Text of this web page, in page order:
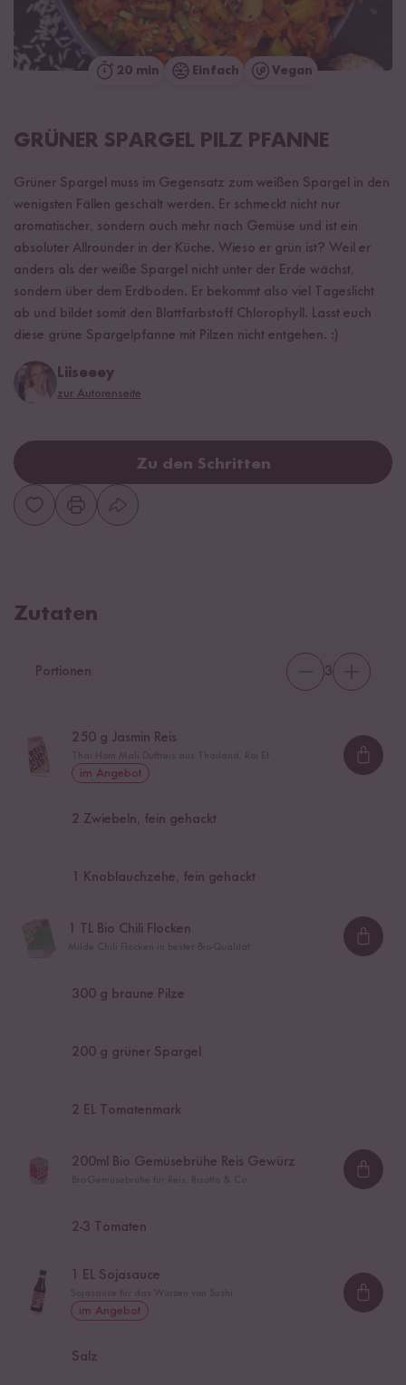
20 min Einfach Vegan
GRÜNER SPARGEL PILZ PFANNE
Grüner Spargel muss im Gegensatz zum weißen Spargel in den
wenigsten Fällen geschält werden. Er schmeckt nicht nur
aromatischer, sondern auch mehr nach Gemüse und ist ein
absoluter Allrounder in der Küche. Wieso er grün ist? Weil er
anders als der weiße Spargel nicht unter der Erde wächst,
sondern über dem Erdboden. Er bekommt also viel Tageslicht
ab und bildet somit den Blattfarbstoff Chlorophyll. Lasst euch
diese grüne Spargelpfanne mit Pilzen nicht entgehen. :)
Liiseeey
zur Autorenseite
Zu den Schritten
Zutaten
Portionen 3
250 g Jasmin Reis
im Angebot
2 Zwiebeln, fein gehackt
1 Knoblauchzehe, fein gehackt
TL Bio Chili Flocken
300 g braune Pilze
200 g grüner Spargel
2 EL Tomatenmark
200ml Bio Gemüsebrühe Reis Gewürz
2-3 Tomaten
EL Sojasauce
im Angebot
Salz